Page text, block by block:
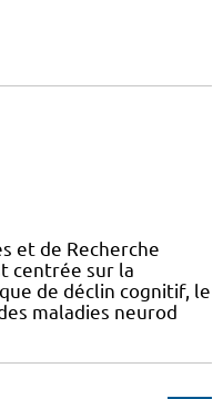
et de Recherche
centrée sur la
de déclin cognitif, le
maladies neurod